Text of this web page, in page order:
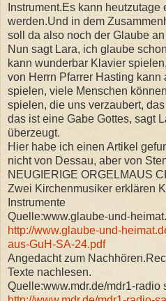
Instrument.Es kann
werden.Und in dem
soll da also noch der Glaube
Nun sagt Lara, ich glaube
kann wunderbar Klavier
von Herrn Pfarrer Hasting
spielen, viele Menschen
spielen, die uns verzaubert,
das ist eine Gabe Gottes, sagt
überzeugt.
Hier habe ich einen Artikel
nicht von Dessau, aber von
NEUGIERIGE ORGELMAUS
Zwei Kirchenmusiker erklären
Instrumente
Quelle:www.glaube-und-
http://www.glaube-und-
aus-GuH-SA-24.pdf
Angedacht zum
Texte nachlesen.
Quelle:www.mdr.de/mdr1-radio